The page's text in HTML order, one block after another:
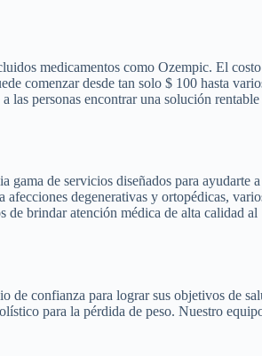
medicamentos como Ozempic. El
comenzar desde tan solo $ 100 hasta
las personas encontrar una solución rentable
gama de servicios diseñados para ayudarte a
degenerativas y ortopédicas,
de brindar atención médica de alta calidad al
de confianza para lograr sus objetivos de
para la pérdida de peso. Nuestro